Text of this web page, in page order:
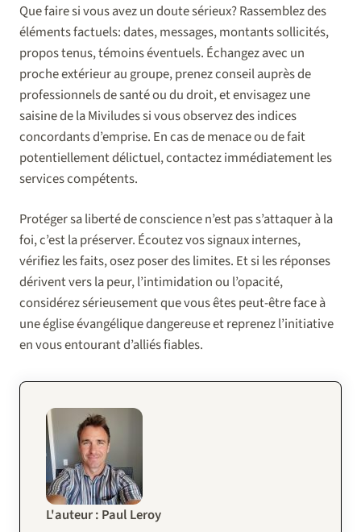
Que faire si vous avez un doute sérieux? Rassemblez des
éléments factuels: dates, messages, montants sollicités,
propos tenus, témoins éventuels. Échangez avec un
proche extérieur au groupe, prenez conseil auprès de
professionnels de santé ou du droit, et envisagez une
saisine de la Miviludes si vous observez des indices
concordants d’emprise. En cas de menace ou de fait
potentiellement délictuel, contactez immédiatement les
services compétents.
Protéger sa liberté de conscience n’est pas s’attaquer à la
foi, c’est la préserver. Écoutez vos signaux internes,
vérifiez les faits, osez poser des limites. Et si les réponses
dérivent vers la peur, l’intimidation ou l’opacité,
considérez sérieusement que vous êtes peut-être face à
une église évangélique dangereuse et reprenez l’initiative
en vous entourant d’alliés fiables.
L'auteur : Paul Leroy